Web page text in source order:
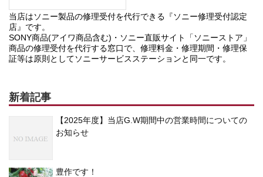
当店はソニー製品の修理受付を代行できる『ソニー修理受付認定
店』です。
SONY商品(アイワ商品含む)・ソニー直販サイト「ソニーストア」
商品の修理受付を代行する窓口で、修理料金・修理期間・修理保
証等は原則としてソニーサービスステーションと同一です。
新着記事
【2025年度】当店G.W期間中の営業時間についての
お知らせ
豊作です！